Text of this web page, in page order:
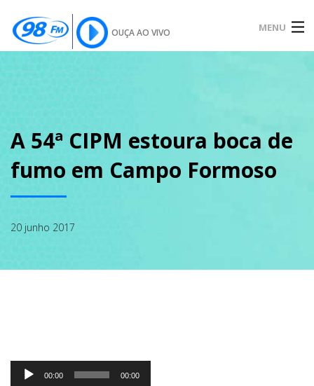
OUÇA AO VIVO MENU
SOBRE
PODCAST
A 54ª CIPM estoura boca de
fumo em Campo Formoso
20 junho 2017
Tocador
00:00 00:00